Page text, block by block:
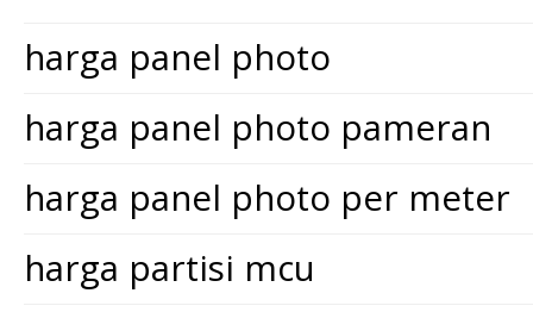
harga panel photo
harga panel photo pameran
harga panel photo per meter
harga partisi mcu